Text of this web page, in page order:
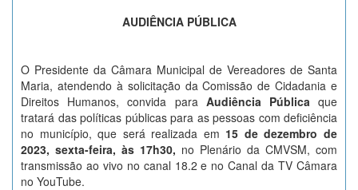
AUDIÊNCIA PÚBLICA
O Presidente da Câmara Municipal de Vereadores de Santa
Maria, atendendo à solicitação da Comissão de Cidadania e
Direitos Humanos, convida para Audiência Públicaque
tratará das políticas públicas para as pessoas com deficiência
no município, que será realizada em 15 de dezembro de
2023, sexta-feira, às 17h30, no Plenário da CMVSM, com
transmissão ao vivo no canal 18.2 e no Canal da TV Câmara
no YouTube.